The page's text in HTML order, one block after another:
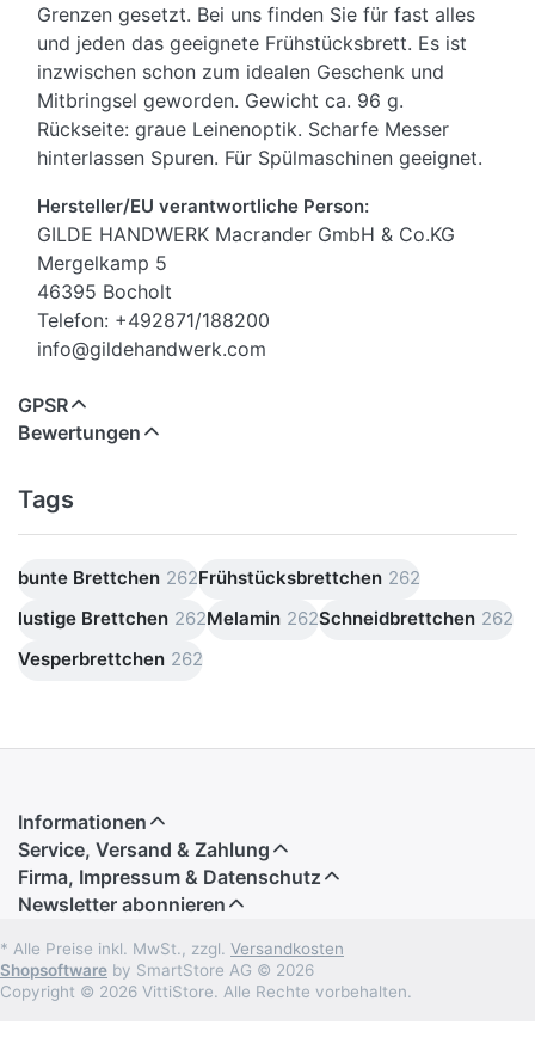
Grenzen gesetzt. Bei uns finden Sie für fast alles
und jeden das geeignete Frühstücksbrett. Es ist
inzwischen schon zum idealen Geschenk und
Mitbringsel geworden. Gewicht ca. 96 g.
Rückseite: graue Leinenoptik. Scharfe Messer
hinterlassen Spuren. Für Spülmaschinen geeignet.
Hersteller/EU verantwortliche Person:
GILDE HANDWERK Macrander GmbH & Co.KG
Mergelkamp 5
46395 Bocholt
Telefon: +492871/188200
info@gildehandwerk.com
GPSR
Bewertungen
Tags
bunte Brettchen 262Frühstücksbrettchen 262
lustige Brettchen 262Melamin 262Schneidbrettchen 262
Vesperbrettchen 262
Informationen
Service, Versand & Zahlung
Firma, Impressum & Datenschutz
Newsletter abonnieren
* Alle Preise inkl. MwSt., zzgl. Versandkosten
Shopsoftware by SmartStore AG © 2026
Copyright © 2026 VittiStore. Alle Rechte vorbehalten.